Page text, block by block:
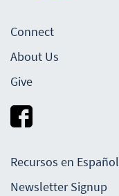
Connect
About Us
Give
Recursos en Español
Newsletter Signup